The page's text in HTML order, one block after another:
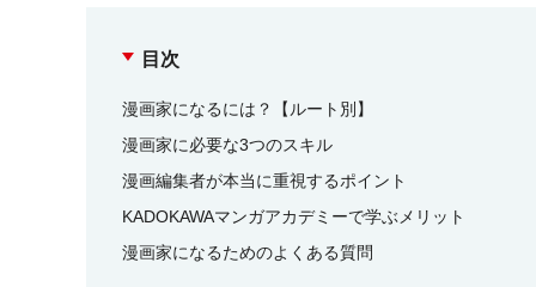
目次
漫画家になるには？【ルート別】
漫画家に必要な3つのスキル
漫画編集者が本当に重視するポイント
KADOKAWAマンガアカデミーで学ぶメリット
漫画家になるためのよくある質問